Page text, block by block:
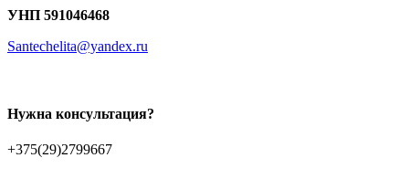
УНП 591046468
Santechelita@yandex.ru
Нужна консультация?
+375(29)2799667